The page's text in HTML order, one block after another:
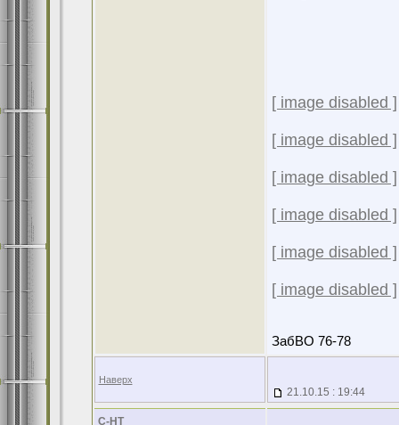
[ image disabled ]
[ image disabled ]
[ image disabled ]
[ image disabled ]
[ image disabled ]
[ image disabled ]
ЗабВО 76-78
Наверх
21.10.15 : 19:44
С-НТ